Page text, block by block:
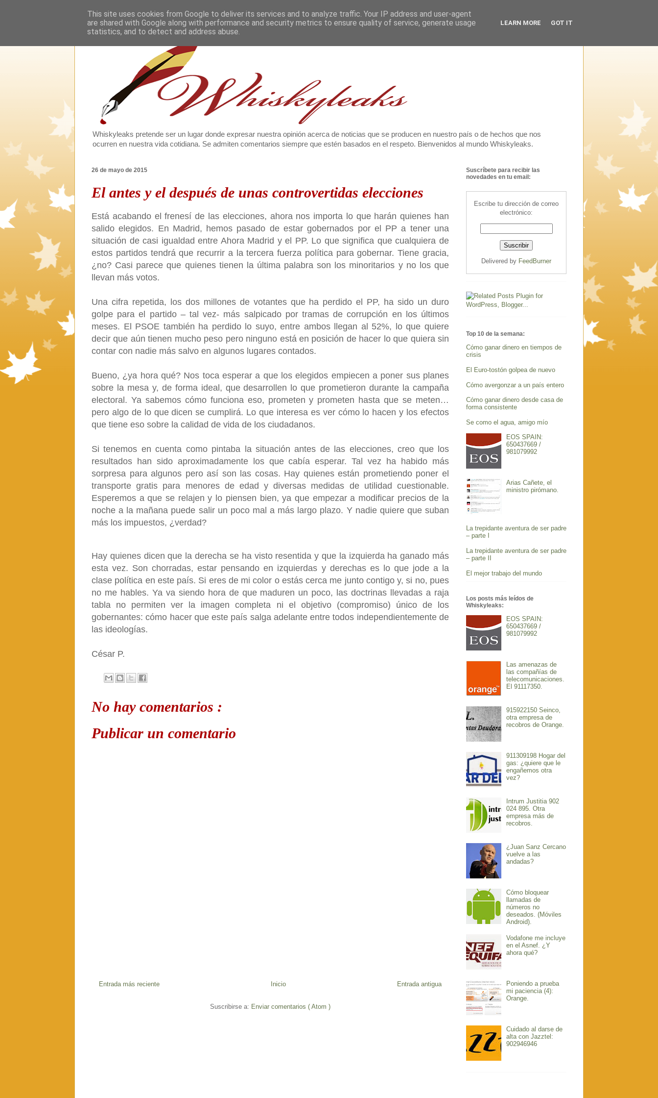
Whiskyleaks pretende ser un lugar donde expresar nuestra opinión acerca de noticias que se producen en nuestro país o de hechos que nos
ocurren en nuestra vida cotidiana. Se admiten comentarios siempre que estén basados en el respeto. Bienvenidos al mundo Whiskyleaks.
26 de mayo de 2015
El antes y el después de unas controvertidas elecciones
Está acabando el frenesí de las elecciones, ahora nos importa lo que harán quienes han
salido elegidos. En Madrid, hemos pasado de estar gobernados por el PP a tener una
situación de casi igualdad entre Ahora Madrid y el PP. Lo que significa que cualquiera de
estos partidos tendrá que recurrir a la tercera fuerza política para gobernar. Tiene gracia,
¿no? Casi parece que quienes tienen la última palabra son los minoritarios y no los que
llevan más votos.
Una cifra repetida, los dos millones de votantes que ha perdido el PP, ha sido un duro
golpe para el partido – tal vez- más salpicado por tramas de corrupción en los últimos
meses. El PSOE también ha perdido lo suyo, entre ambos llegan al 52%, lo que quiere
decir que aún tienen mucho peso pero ninguno está en posición de hacer lo que quiera sin
contar con nadie más salvo en algunos lugares contados.
Bueno, ¿ya hora qué? Nos toca esperar a que los elegidos empiecen a poner sus planes
sobre la mesa y, de forma ideal, que desarrollen lo que prometieron durante la campaña
electoral. Ya sabemos cómo funciona eso, prometen y prometen hasta que se meten…
pero algo de lo que dicen se cumplirá. Lo que interesa es ver cómo lo hacen y los efectos
que tiene eso sobre la calidad de vida de los ciudadanos.
Si tenemos en cuenta como pintaba la situación antes de las elecciones, creo que los
resultados han sido aproximadamente los que cabía esperar. Tal vez ha habido más
sorpresa para algunos pero así son las cosas. Hay quienes están prometiendo poner el
transporte gratis para menores de edad y diversas medidas de utilidad cuestionable.
Esperemos a que se relajen y lo piensen bien, ya que empezar a modificar precios de la
noche a la mañana puede salir un poco mal a más largo plazo. Y nadie quiere que suban
más los impuestos, ¿verdad?
Hay quienes dicen que la derecha se ha visto resentida y que la izquierda ha ganado más
esta vez. Son chorradas, estar pensando en izquierdas y derechas es lo que jode a la
clase política en este país. Si eres de mi color o estás cerca me junto contigo y, si no, pues
no me hables. Ya va siendo hora de que maduren un poco, las doctrinas llevadas a raja
tabla no permiten ver la imagen completa ni el objetivo (compromiso) único de los
gobernantes: cómo hacer que este país salga adelante entre todos independientemente de
las ideologías.
César P.
No hay comentarios :
Publicar un comentario
Entrada más reciente Entrada antigua
Inicio
Suscribirse a: Enviar comentarios ( Atom )
Suscríbete para recibir las
novedades en tu email:
Escribe tu dirección de correo
electrónico:
Delivered by FeedBurner
Top 10 de la semana:
Cómo ganar dinero en tiempos de
crisis
El Euro-tostón golpea de nuevo
Cómo avergonzar a un país entero
Cómo ganar dinero desde casa de
forma consistente
Se como el agua, amigo mío
EOS SPAIN:
650437669 /
981079992
Arias Cañete, el
ministro pirómano.
La trepidante aventura de ser padre
– parte I
La trepidante aventura de ser padre
– parte II
El mejor trabajo del mundo
Los posts más leídos de
Whiskyleaks:
EOS SPAIN:
650437669 /
981079992
Las amenazas de
las compañías de
telecomunicaciones.
El 91117350.
915922150 Seinco,
otra empresa de
recobros de Orange.
911309198 Hogar del
gas: ¿quiere que le
engañemos otra
vez?
Intrum Justitia 902
024 895. Otra
empresa más de
recobros.
¿Juan Sanz Cercano
vuelve a las
andadas?
Cómo bloquear
llamadas de
números no
deseados. (Móviles
Android).
Vodafone me incluye
en el Asnef. ¿Y
ahora qué?
Poniendo a prueba
mi paciencia (4):
Orange.
Cuidado al darse de
alta con Jazztel:
902946946
This site uses cookies from Google to deliver its services and to analyze traffic. Your IP address and user-agent
are shared with Google along with performance and security metrics to ensure quality of service, generate usage
statistics, and to detect and address abuse.
LEARN MORE GOT IT